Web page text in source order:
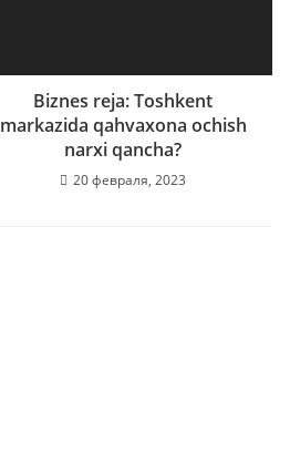
Biznes reja: Toshkent
markazida qahvaxona ochish
narxi qancha?
20 февраля, 2023